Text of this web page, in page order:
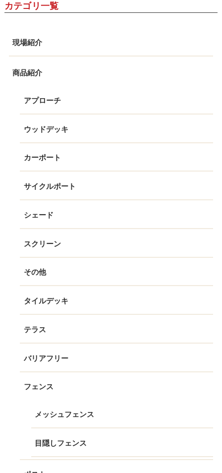
カテゴリ一覧
現場紹介
商品紹介
アプローチ
ウッドデッキ
カーポート
サイクルポート
シェード
スクリーン
その他
タイルデッキ
テラス
バリアフリー
フェンス
メッシュフェンス
目隠しフェンス